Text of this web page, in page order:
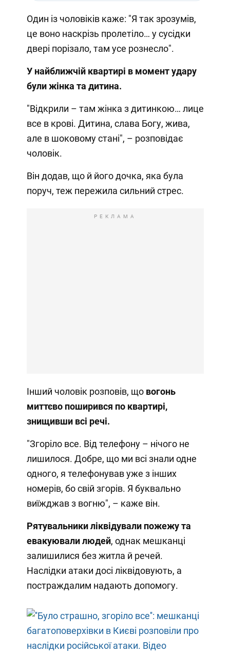
Один із чоловіків каже: "Я так зрозумів,
це воно наскрізь пролетіло… у сусідки
двері порізало, там усе рознесло".
У найближчій квартирі в момент удару
були жінка та дитина.
"Відкрили – там жінка з дитинкою… лице
все в крові. Дитина, слава Богу, жива,
але в шоковому стані", – розповідає
чоловік.
Він додав, що й його дочка, яка була
поруч, теж пережила сильний стрес.
РЕКЛАМА
Інший чоловік розповів, щовогонь
миттєво поширився по квартирі,
знищивши всі речі.
"Згоріло все. Від телефону – нічого не
лишилося. Добре, що ми всі знали одне
одного, я телефонував уже з інших
номерів, бо свій згорів. Я буквально
виїжджав з вогню", – каже він.
Рятувальники ліквідували пожежу та
евакуювали людей, однак мешканці
залишилися без житла й речей.
Наслідки атаки досі ліквідовують, а
постраждалим надають допомогу.